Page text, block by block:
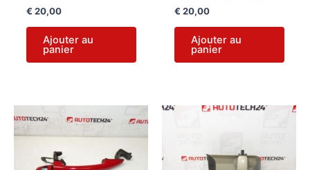
€ 20,00
Ajouter au
panier
€ 20,00
Ajouter au
panier